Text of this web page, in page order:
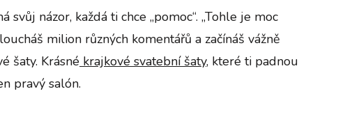
názor, každá ti chce „pomoc“. „Tohle je moc
milion různých komentářů a začínáš vážně
šaty. Krásné krajkové svatební šaty, které ti padnou
pravý salón.